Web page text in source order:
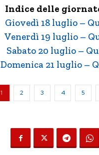
Indice delle
Giovedì 18 luglio –
Venerdì 19 luglio –
Sabato 20 luglio –
Domenica 21 luglio –
1 2 3 4 5